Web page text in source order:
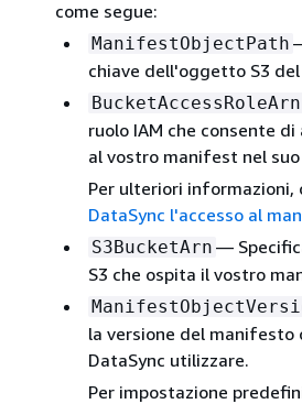
come segue:
ManifestObjectPath
chiave dell'oggetto S3
BucketAccessRoleArn
ruolo IAM che consente
al vostro manifest nel suo
Per ulteriori informazioni,
DataSync l'accesso al
S3BucketArn —
S3 che ospita il vostro
la versione del manifesto
DataSync utilizzare.
Per impostazione